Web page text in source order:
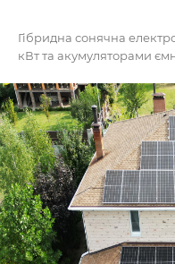
Гібридна сонячна
кВт та акумуляторами